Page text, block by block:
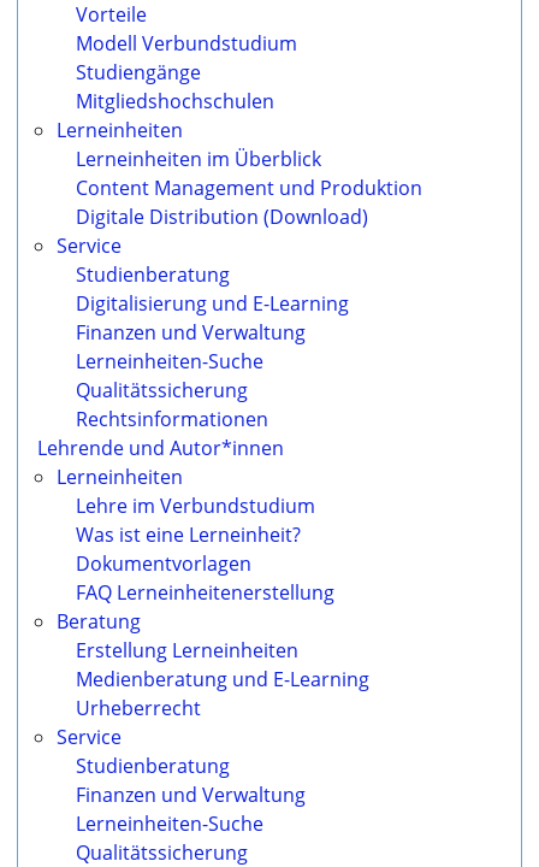
Vorteile
Modell Verbundstudium
Studiengänge
Mitgliedshochschulen
Lerneinheiten
Lerneinheiten im Überblick
Content Management und Produktion
Digitale Distribution (Download)
Service
Studienberatung
Digitalisierung und E-Learning
Finanzen und Verwaltung
Lerneinheiten-Suche
Qualitätssicherung
Rechts­informationen
Lehrende und Autor*innen
Lerneinheiten
Lehre im Verbundstudium
Was ist eine Lerneinheit?
Dokumentvorlagen
FAQ Lerneinheitenerstellung
Beratung
Erstellung Lerneinheiten
Medienberatung und E-Learning
Urheberrecht
Service
Studienberatung
Finanzen und Verwaltung
Lerneinheiten-Suche
Qualitätssicherung